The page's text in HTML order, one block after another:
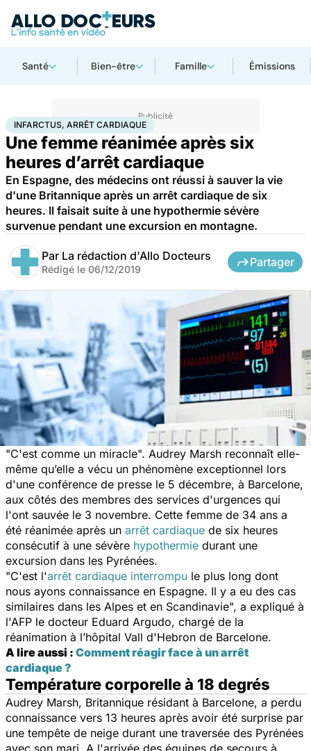
Santé Bien-être Famille Émissions
AccueilSanté Infarctus, arrêt cardiaque
INFARCTUS, ARRÊT CARDIAQUE
Une femme réanimée après six
heures d’arrêt cardiaque
En Espagne, des médecins ont réussi à sauver la vie
d'une Britannique après un arrêt cardiaque de six
heures. Il faisait suite à une hypothermie sévère
survenue pendant une excursion en montagne.
Par La rédaction d'Allo Docteurs
Rédigé le 06/12/2019
Partager
"C'est comme un miracle". Audrey Marsh reconnaît elle-
même qu’elle a vécu un phénomène exceptionnel lors
d'une conférence de presse le 5 décembre, à Barcelone,
aux côtés des membres des services d'urgences qui
l'ont sauvée le 3 novembre. Cette femme de 34 ans a
été réanimée après un arrêt cardiaque de six heures
consécutif à une sévère hypothermie durant une
excursion dans les Pyrénées.
"C'est l'arrêt cardiaque interrompu le plus long dont
nous ayons connaissance en Espagne. Il y a eu des cas
similaires dans les Alpes et en Scandinavie", a expliqué à
l'AFP le docteur Eduard Argudo, chargé de la
réanimation à l’hôpital Vall d'Hebron de Barcelone.
A lire aussi : Comment réagir face à un arrêt
cardiaque ?
Température corporelle à 18 degrés
Audrey Marsh, Britannique résidant à Barcelone, a perdu
connaissance vers 13 heures après avoir été surprise par
une tempête de neige durant une traversée des Pyrénées
avec son mari. A l'arrivée des équipes de secours à